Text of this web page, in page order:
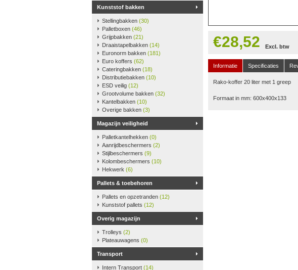
Kunststof bakken
Stellingbakken (30)
Palletboxen (46)
Grijpbakken (21)
Draaistapelbakken (14)
Euronorm bakken (181)
Euro koffers (62)
Cateringbakken (18)
Distributiebakken (10)
ESD veilig (12)
Grootvolume bakken (32)
Kantelbakken (10)
Overige bakken (3)
Magazijn veiligheid
Palletkantelhekken (0)
Aanrijdbeschermers (2)
Stijlbeschermers (9)
Kolombeschermers (10)
Hekwerk (6)
Pallets & toebehoren
Pallets en opzetranden (12)
Kunststof pallets (12)
Overig magazijn
Trolleys (2)
Plateauwagens (0)
Transport
Intern Transport (14)
€28,52 Excl. btw
Informatie
Specificaties
Rako-koffer 20 liter met 1 greep
Formaat in mm: 600x400x133